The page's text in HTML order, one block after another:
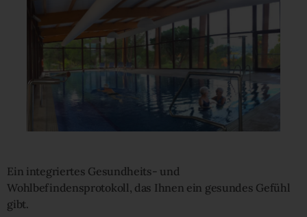
Ein integriertes Gesundheits- und
Wohlbefindensprotokoll, das Ihnen ein gesundes Gefühl
gibt.